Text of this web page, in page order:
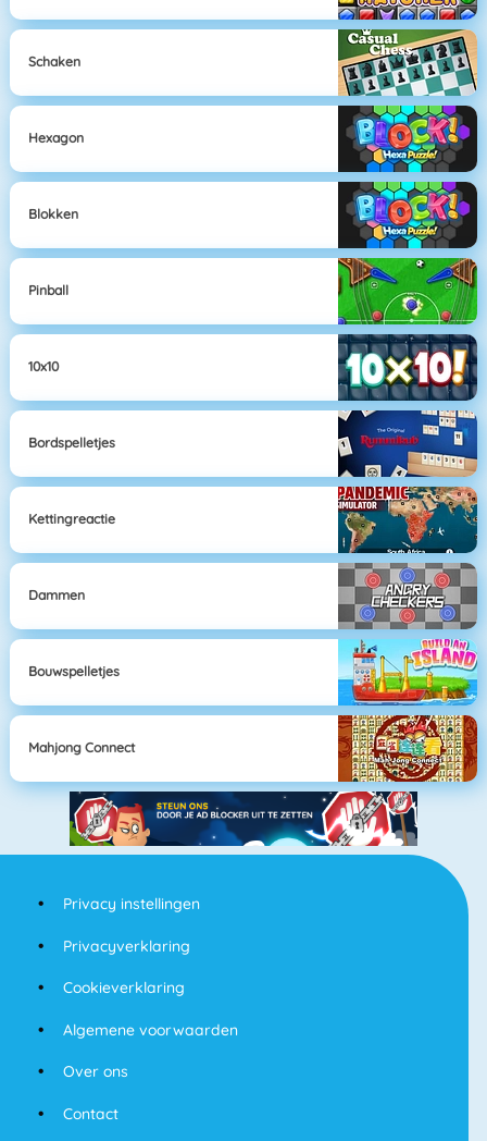
Schaken
Hexagon
Blokken
Pinball
10x10
Bordspelletjes
Kettingreactie
Dammen
Bouwspelletjes
Mahjong Connect
Privacy instellingen
Privacyverklaring
Cookieverklaring
Algemene voorwaarden
Over ons
Contact